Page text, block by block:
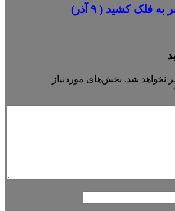
فلک کشید ( ۹ آذر)
نخواهد شد. بخش‌های موردنیاز